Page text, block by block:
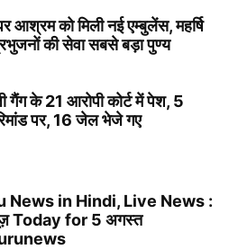
आश्रम को मिली नई एम्बुलेंस, महर्षि
की सेवा सबसे बड़ा पुण्य
गैंग के 21 आरोपी कोर्ट में पेश, 5
पर, 16 जेल भेजे गए
News in Hindi, Live News :
Today for 5 अगस्त